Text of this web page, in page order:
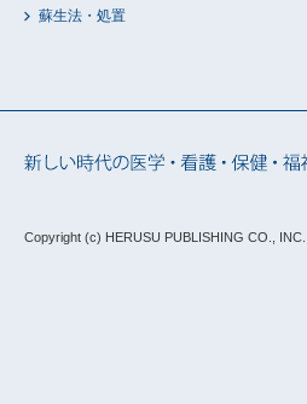
蘇生法・処置
Copyright (c) HERUSU PUBLISHING CO., INC.